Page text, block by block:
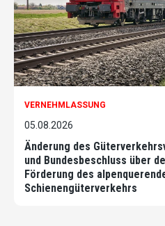
VERNEHMLASSUNG
05.08.2026
Änderung des
und Bundesbeschluss über
Förderung des
Schienengüterverkehrs